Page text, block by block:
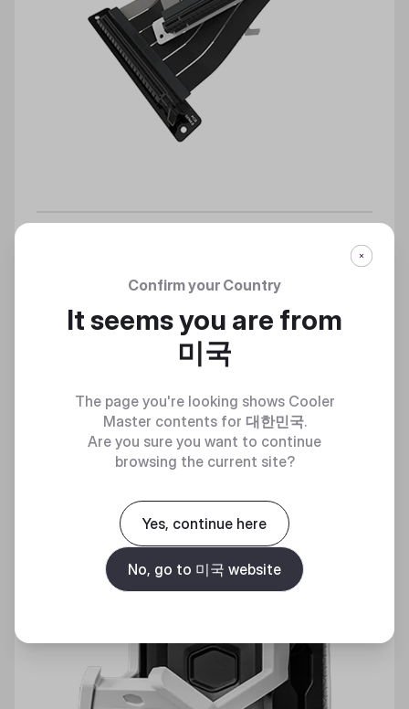
MASTERACCESSORY RISER CABLE PCIE 4.0 X16
Confirm your Country
It seems you are from
미국
The page you're looking shows Cooler
Master contents for 대한민국.
Are you sure you want to continue
browsing the current site?
Yes, continue here
No, go to 미국 website